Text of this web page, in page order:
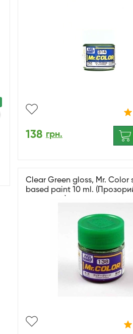
138 грн.
Clear Green gloss, Mr. Color
based paint 10 ml.